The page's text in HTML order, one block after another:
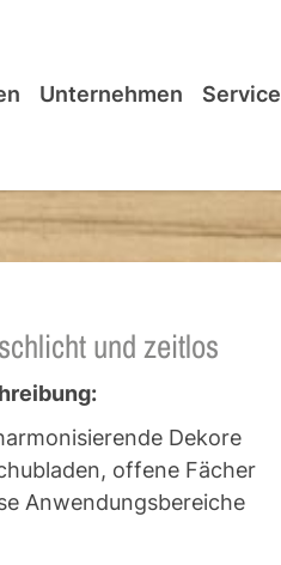
Unternehmen Service
und zeitlos
Dekore
offene Fächer
Anwendungsbereiche